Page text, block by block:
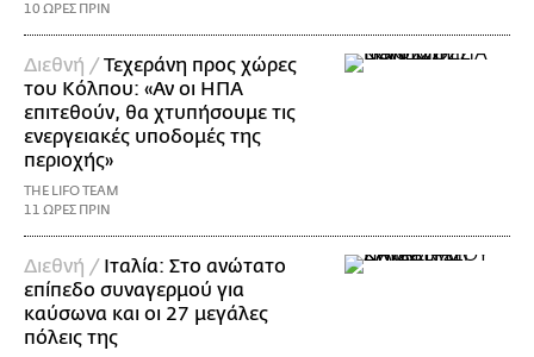
10 ΩΡΕΣ ΠΡΙΝ
Διεθνή / Τεχεράνη προς χώρες
του Κόλπου: «Αν οι ΗΠΑ
επιτεθούν, θα χτυπήσουμε τις
ενεργειακές υποδομές της
περιοχής»
THE LIFO TEAM
11 ΩΡΕΣ ΠΡΙΝ
Διεθνή / Ιταλία: Στο ανώτατο
επίπεδο συναγερμού για
καύσωνα και οι 27 μεγάλες
πόλεις της